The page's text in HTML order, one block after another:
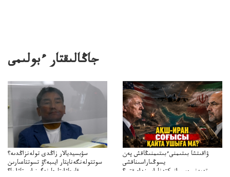
جاڭالىقتار ءبولىمى
سۋبسيديالار زاڭدى تولەنزاڭدىە؟
سوتتولەنگەناپتار ايىبە؟ۋ تسوتتاعىارىن
قايجاۋاپتارعا نەگىز ايىپتاۋا ما؟
ۋاقىتشا بىتىمنىءبىتىمنىڭاقش پەن
يسوڭىاراسىناقشى
تەپەنىرەسيرانىكتەناراسىنداعىقتى؟